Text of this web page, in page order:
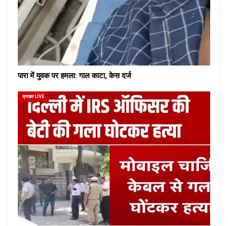
पारा में युवक पर हमला: गाल काटा, केस दर्ज
क्राइम LIVE